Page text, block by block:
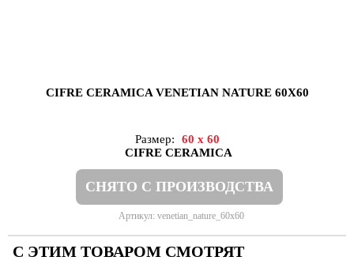
CIFRE CERAMICA VENETIAN NATURE 60X60
Размер:
60 x 60
CIFRE CERAMICA
СНЯТО С ПРОИЗВОДСТВА
Артикул: venetian_nature_60x60
С ЭТИМ ТОВАРОМ СМОТРЯТ